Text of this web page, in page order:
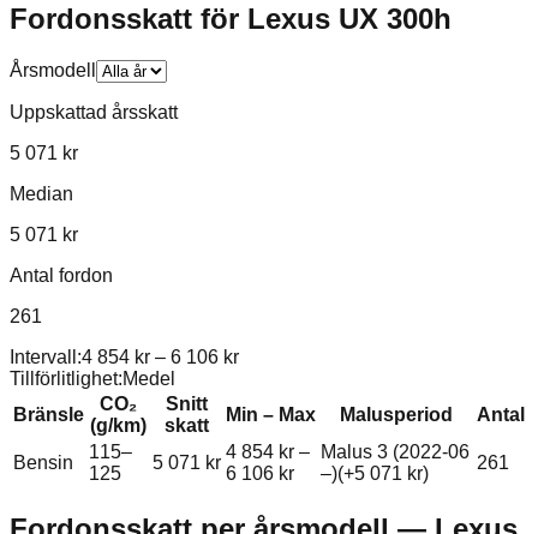
Fordonsskatt för Lexus UX 300h
Årsmodell
Uppskattad årsskatt
5 071 kr
Median
5 071 kr
Antal fordon
261
Intervall:4 854 kr – 6 106 kr
Tillförlitlighet:Medel
Bränsle
CO₂
(g/km)
Snitt
skatt
Min – Max Malusperiod Antal
Bensin
115–
125
5 071 kr
4 854 kr –
6 106 kr
Malus 3 (2022-06
–)(+5 071 kr)
261